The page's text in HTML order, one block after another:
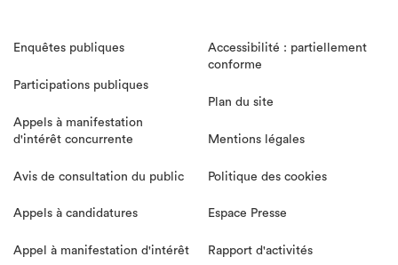
Enquêtes publiques
Participations publiques
Appels à manifestation
d'intérêt concurrente
Avis de consultation du public
Appels à candidatures
Appel à manifestation d'intérêt
Accessibilité : partiellement
conforme
Plan du site
Mentions légales
Politique des cookies
Espace Presse
Rapport d'activités